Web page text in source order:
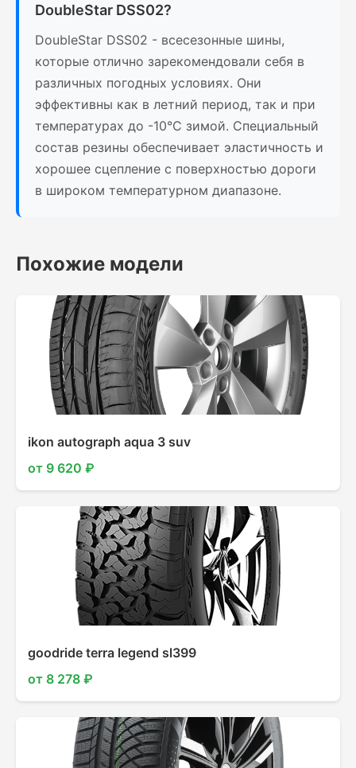
DoubleStar DSS02?
DoubleStar DSS02 - всесезонные шины,
которые отлично зарекомендовали себя в
различных погодных условиях. Они
эффективны как в летний период, так и при
температурах до -10°C зимой. Специальный
состав резины обеспечивает эластичность и
хорошее сцепление с поверхностью дороги
в широком температурном диапазоне.
Похожие модели
ikon autograph aqua 3 suv
от 9 620 ₽
goodride terra legend sl399
от 8 278 ₽